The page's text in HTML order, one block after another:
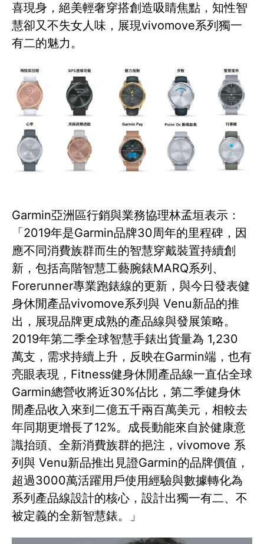
喜現身，絕美輕奢穿搭創造吸睛焦點，知性智
慧卻又不失女人味，展現vivomove系列獨一
有二的魅力。
Garmin亞洲區行銷與業務協理林孟垣表示：
「2019年是Garmin品牌30周年的里程碑，因
應不同消費族群而生的智慧穿戴裝置持續創
新，包括高階智慧工藝腕錶MARQ系列、
Forerunner專業跑錶線的更新，與今日發表健
身休閒產品vivomove系列與 Venu新品的推
出，展現品牌更成熟的產品線與發展策略。
2019年第二季全球智慧手錶出貨量為 1,230
萬支，需求持續上升，反映在Garmin端，也有
亮眼表現，Fitness健身休閒產品線一直佔全球
Garmin總營收將近30%佔比，第二季健身休
閒產品收入來到二億五千兩百萬美元，相較去
年同期更增長了12%。成長動能來自於健康意
識抬頭、全新消費族群的挹注，vivomove 系
列與 Venu新品推出見證Garmin的品牌價值，
超過3000萬活躍用戶使用經驗與數據轉化為
系列產品線設計的核心，設計出獨一有二、不
被定義的全新智慧錶。」